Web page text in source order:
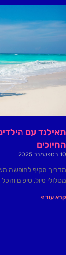
תאילנד עם
החיוכים
10 בספטמבר 2025
מדריך מקיף לחופשה
מסלולי טיול, טיפים
קרא עוד »